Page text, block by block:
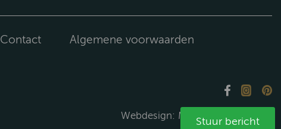
Contact
Algemene voorwaarden
Webdesign: Media Solutions B.V.
Stuur bericht